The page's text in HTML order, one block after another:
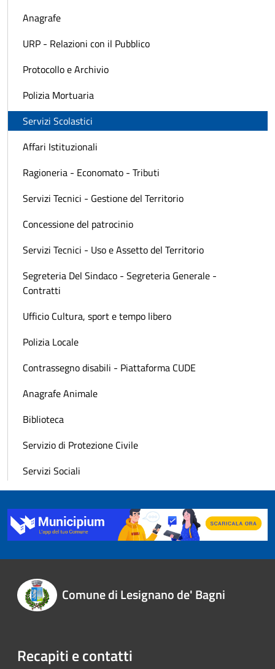
Anagrafe
URP - Relazioni con il Pubblico
Protocollo e Archivio
Polizia Mortuaria
Servizi Scolastici
Affari Istituzionali
Ragioneria - Economato - Tributi
Servizi Tecnici - Gestione del Territorio
Concessione del patrocinio
Servizi Tecnici - Uso e Assetto del Territorio
Segreteria Del Sindaco - Segreteria Generale -
Contratti
Ufficio Cultura, sport e tempo libero
Polizia Locale
Contrassegno disabili - Piattaforma CUDE
Anagrafe Animale
Biblioteca
Servizio di Protezione Civile
Servizi Sociali
Comune di Lesignano de' Bagni
Recapiti e contatti